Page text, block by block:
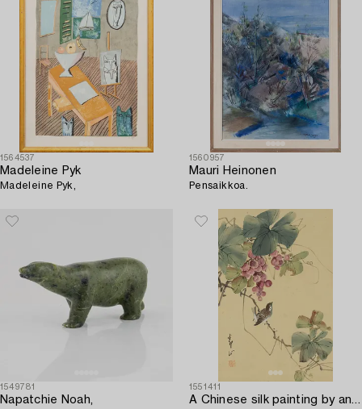
1564537
Madeleine Pyk
Madeleine Pyk,
1560957
Mauri Heinonen
Pensaikkoa.
1549781
Napatchie Noah,
1551411
A Chinese silk painting by an unidentified artist,